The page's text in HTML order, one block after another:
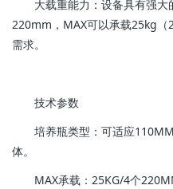
大载重能力：设备具有强
220mm，MAX可以承载25kg（
需求。
技术参数
培养瓶类型：可适应
体。
MAX承载：25KG/4个